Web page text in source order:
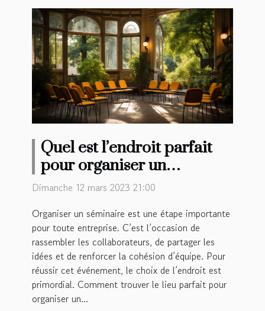
Quel est l’endroit parfait
pour organiser un
séminaire à Rennes ?
Dimanche 12 mars 2023 21:00
Organiser un séminaire est une étape importante
pour toute entreprise. C’est l’occasion de
rassembler les collaborateurs, de partager les
idées et de renforcer la cohésion d’équipe. Pour
réussir cet événement, le choix de l’endroit est
primordial. Comment trouver le lieu parfait pour
organiser un...